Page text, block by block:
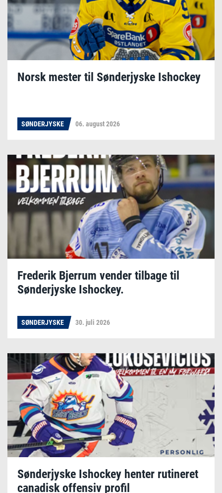
Norsk mester til Sønderjyske Ishockey
SØNDERJYSKE 06. august 2026
Frederik Bjerrum vender tilbage til
Sønderjyske Ishockey.
SØNDERJYSKE 30. juli 2026
Sønderjyske Ishockey henter rutineret
canadisk offensiv profil